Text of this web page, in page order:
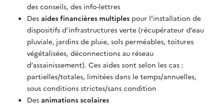
des conseils, des info-lettres
Des aides financières multiples pour l’installation de
dispositifs d’infrastructures verte (récupérateur d’eau
pluviale, jardins de pluie, sols perméables, toitures
végétalisées, déconnections au réseau
d’assainissement). Ces aides sont selon les cas :
partielles/totales, limitées dans le temps/annuelles,
sous conditions strictes/sans condition
Des animations scolaires